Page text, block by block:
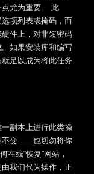
尤为重要。 此
项列表或掩码，而
件上，对非短密码
如果安装库和编写
足以成为将此任务
副本上进行此类操
不变——也切勿将你
在线“恢复”网站，
我们代为操作，正